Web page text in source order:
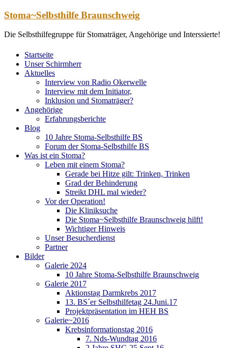
Zum
springen
Stoma~Selbsthilfe Braunschweig
Die Selbsthilfegruppe für Stomaträger, Angehörige und Interssierte!
Startseite
Unser Schirmherr
Aktuelles
Interview von Radio Okerwelle
Interview mit dem Initiator,
Inklusion und Stomaträger?
Angehörige
Erfahrungsberichte
Blog
10 Jahre Stoma-Selbsthilfe BS
Forum der Stoma-Selbsthilfe BS
Was ist ein Stoma?
Leben mit einem Stoma?
Gerade bei Hitze gilt: Trinken, Trinken
Grad der Behinderung
Streikt DHL mal wieder?
Vor der Operation!
Die Kliniksuche
Die Stoma~Selbsthilfe Braunschweig hilft!
Wichtiger Hinweis
Unser Besucherdienst
Partner
Bilder
Galerie 2024
10 Jahre Stoma-Selbsthilfe Braunschweig
Galerie 2017
Aktionstag Darmkrebs 2017
13. BS´er Selbsthilfetag 24.Juni.17
Projektpräsentation im HEH BS
Galerie~2016
Krebsinformationstag 2016
7. Nds-Wundtag 2016